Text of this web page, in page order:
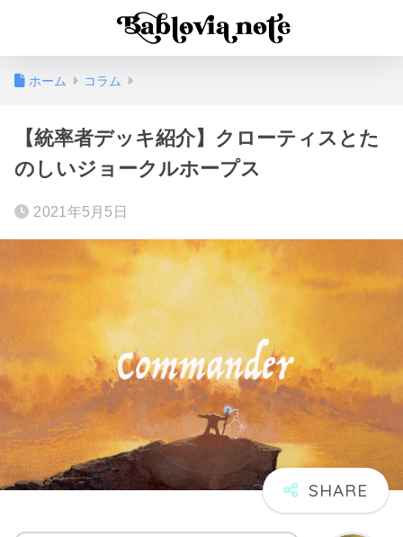
ホーム コラム
【統率者デッキ紹介】クローティスとた
のしいジョークルホープス
2021年5月5日